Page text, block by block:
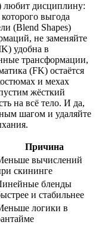
любит дисциплину:
выгода
(Blend Shapes)
не заменяйте
удобна в
трансформации,
(FK) остаётся
и мехах
жёсткий
на всё тело. И да,
шагом и удаляйте
Причина
вычислений
скининге
бленды
и стабильнее
логики в